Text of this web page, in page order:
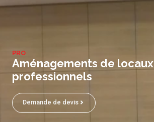
PRO
Aménagements de locaux
professionnels
Demande de devis